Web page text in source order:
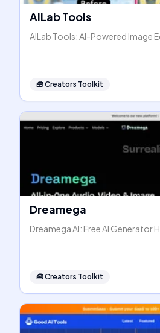
AILab Tools
AILab Tools: AI-Powered Image
🧰Creators Toolkit
Dreamega
Dreamega AI: Free AI Generator
🧰Creators Toolkit